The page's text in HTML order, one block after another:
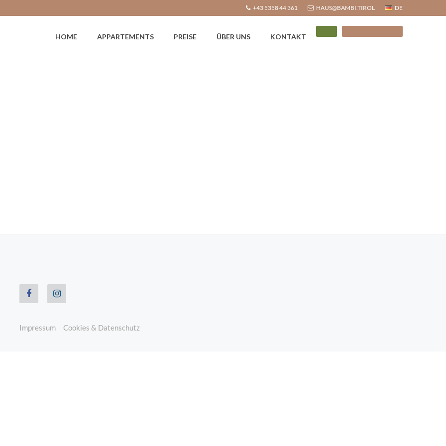
+43 5358 44 361 HAUS@BAMBI.TIROL DE
HOME APPARTEMENTS PREISE ÜBER UNS KONTAKT
Impressum Cookies & Datenschutz